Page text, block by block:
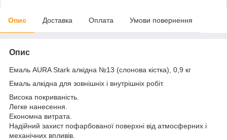
Опис Доставка Оплата Умови повернення
Опис
Емаль AURA Stark алкідна №13 (слонова кістка), 0,9 кг
Емаль алкідна для зовнішніх і внутрішніх робіт.
Висока покриваність.
Легке нанесення.
Економна витрата.
Надійний захист пофарбованої поверхні від атмосферних і
механічних впливів.